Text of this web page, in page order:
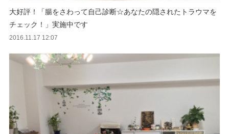
大好評！「腸をさわって自己診断☆あなたの隠されたトラウマを
チェック！」実施中です
2016.11.17 12:07